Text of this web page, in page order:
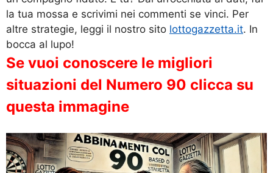
la tua mossa e scrivimi nei commenti se vinci. Per
altre strategie, leggi il nostro sito lottogazzetta.it. In
bocca al lupo!
Se vuoi conoscere le migliori
situazioni del Numero 90 clicca su
questa immagine